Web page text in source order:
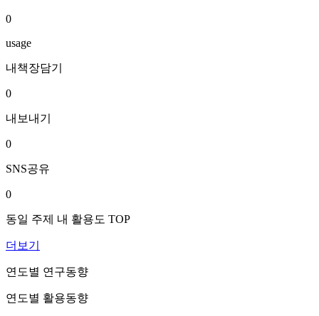
0
usage
내책장담기
0
내보내기
0
SNS공유
0
동일 주제 내 활용도 TOP
더보기
연도별 연구동향
연도별 활용동향